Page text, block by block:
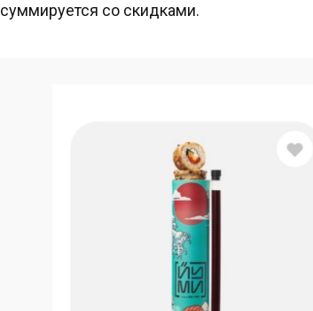
суммируется со скидками.